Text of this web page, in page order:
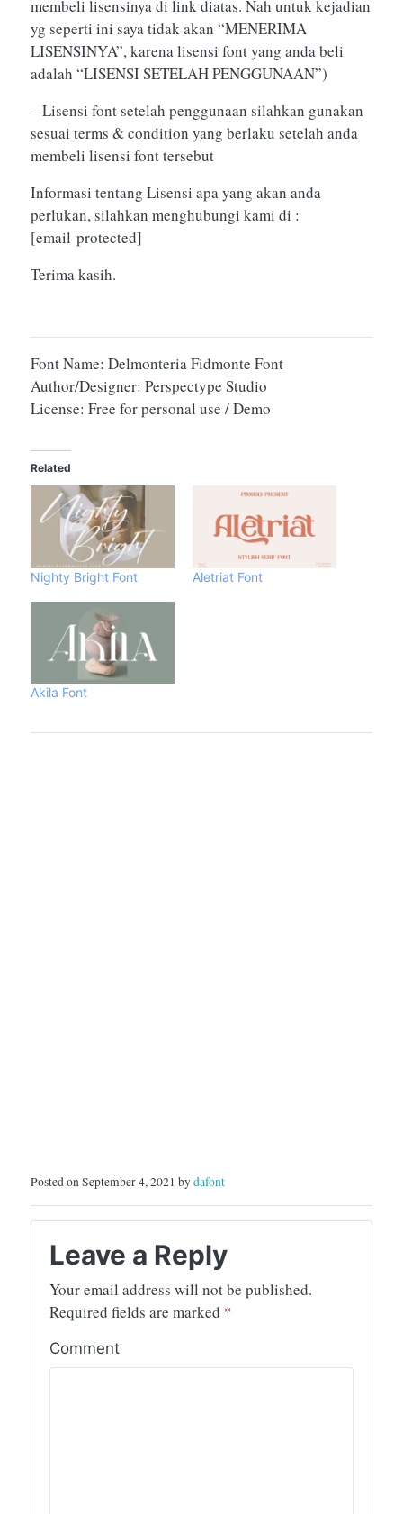
membeli lisensinya di link diatas. Nah untuk kejadian
yg seperti ini saya tidak akan “MENERIMA
LISENSINYA”, karena lisensi font yang anda beli
adalah “LISENSI SETELAH PENGGUNAAN”)
– Lisensi font setelah penggunaan silahkan gunakan
sesuai terms & condition yang berlaku setelah anda
membeli lisensi font tersebut
Informasi tentang Lisensi apa yang akan anda
perlukan, silahkan menghubungi kami di :
[email protected]
Terima kasih.
Font Name: Delmonteria Fidmonte Font
Author/Designer: Perspectype Studio
License: Free for personal use / Demo
Related
Nighty Bright Font Aletriat Font
Akila Font
Posted on September 4, 2021 bydafont
Leave a Reply
Your email address will not be published.
Required fields are marked *
Comment